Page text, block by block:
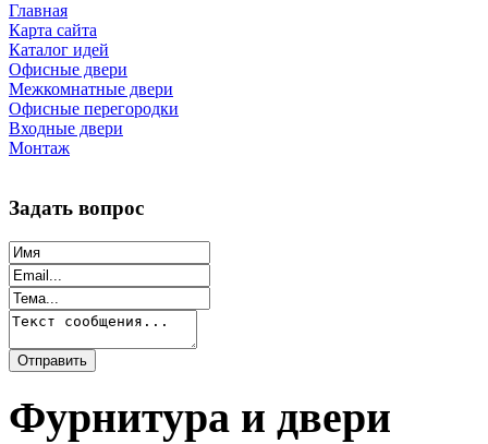
Главная
Карта сайта
Каталог идей
Офисные двери
Межкомнатные двери
Офисные перегородки
Входные двери
Монтаж
Задать вопрос
Фурнитура и двери